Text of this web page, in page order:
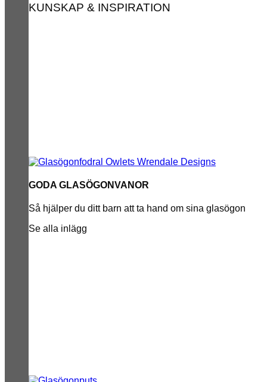
KUNSKAP & INSPIRATION
GODA GLASÖGONVANOR
Så hjälper du ditt barn att ta hand om sina glasögon
Se alla inlägg